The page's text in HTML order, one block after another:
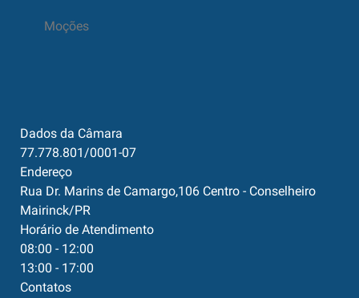
Moções
Dados da Câmara
77.778.801/0001-07
Endereço
Rua Dr. Marins de Camargo,106 Centro - Conselheiro
Mairinck/PR
Horário de Atendimento
08:00 - 12:00
13:00 - 17:00
Contatos